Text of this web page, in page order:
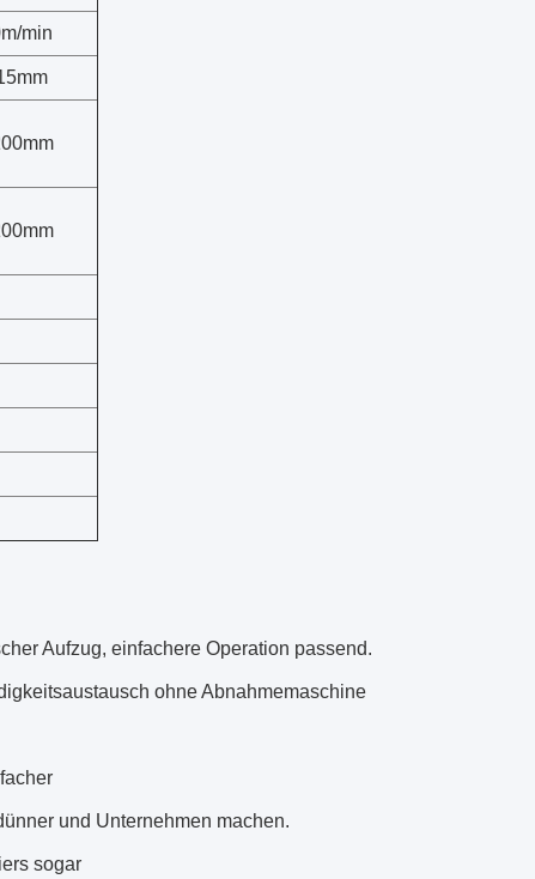
min
Aufzug, einfachere Operation passend.
ohne Abnahmemaschine
und Unternehmen machen.
sogar